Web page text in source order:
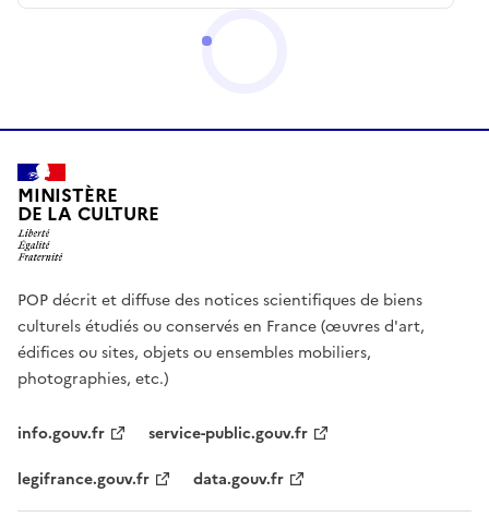
MINISTÈRE
DE LA CULTURE
POP décrit et diffuse des notices scientifiques de biens
culturels étudiés ou conservés en France (œuvres d'art,
édifices ou sites, objets ou ensembles mobiliers,
photographies, etc.)
info.gouv.fr
service-public.gouv.fr
legifrance.gouv.fr
data.gouv.fr